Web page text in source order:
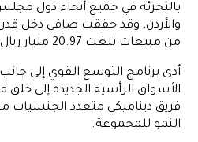
بالتجزئة في جميع أنحاء دول
من مبيعات بلغت 20.97 مليار ريال سعودي في عام 2024
أدى برنامج التوسع القوي إلى
الأسواق الرأسية الجديدة إلى خلق
فريق ديناميكي متعدد
النمو للمجموعة.